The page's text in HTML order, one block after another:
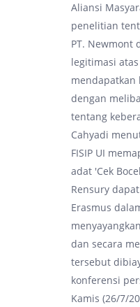
Aliansi
penelitian
PT. Newmont
legitimasi
mendapatkan
dengan
tentang
Cahyadi
FISIP UI
adat 'Cek
Rensury
Erasmus
dan secara
tersebut
konferensi
Kamis (26/7/